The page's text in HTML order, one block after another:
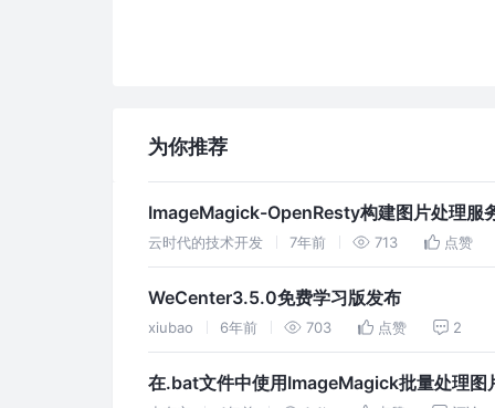
为你推荐
ImageMagick-OpenResty构建图片处理服
云时代的技术开发 7年前 713 点赞
WeCenter3.5.0免费学习版发布
xiubao 6年前 703 点赞 2
在.bat文件中使用ImageMagick批量处理图